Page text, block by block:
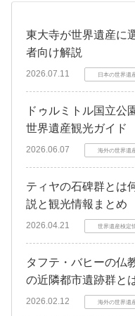
東大寺が世界遺産に
者向け解説
2026.07.11 日本の世界遺
ドゥルミトル国立公
世界遺産観光ガイド
2026.06.07 海外の世界遺
ティヤの石碑群とは
説と観光情報まとめ
2026.04.21 世界遺産検定
タフテ・バヒーの仏
の近隣都市遺跡群と
2026.02.12 海外の世界遺